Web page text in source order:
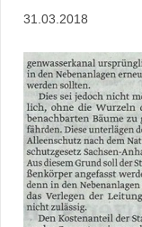
31.03.2018